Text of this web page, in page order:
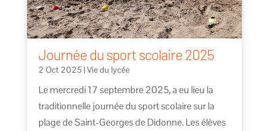
Journée du sport scolaire 2025
2 Oct 2025| Vie du lycée
Le mercredi 17 septembre 2025, a eu lieu la
traditionnelle journée du sport scolaire sur la
plage de Saint-Georges de Didonne. Les élèves